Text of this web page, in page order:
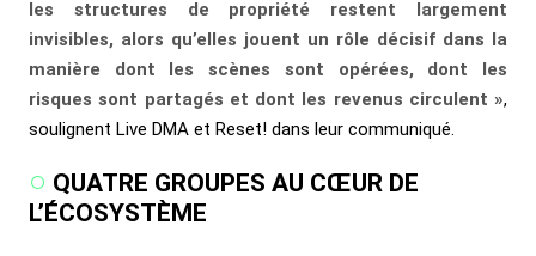
les structures de propriété restent largement
invisibles, alors qu’elles jouent un rôle décisif dans la
manière dont les scènes sont opérées, dont les
risques sont partagés et dont les revenus circulent »,
soulignent Live DMA et Reset! dans leur communiqué.
QUATRE GROUPES AU CŒUR DE
L’ÉCOSYSTÈME